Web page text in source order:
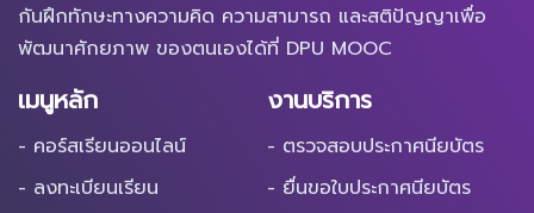
กันฝึกทักษะทางความคิด ความสามารถ และสติปัญญาเพื่อ
พัฒนาศักยภาพ ของตนเองได้ที่ DPU MOOC
เมนูหลัก
- คอร์สเรียนออนไลน์
- ลงทะเบียนเรียน
งานบริการ
- ตรวจสอบประกาศนียบัตร
- ยื่นขอใบประกาศนียบัตร